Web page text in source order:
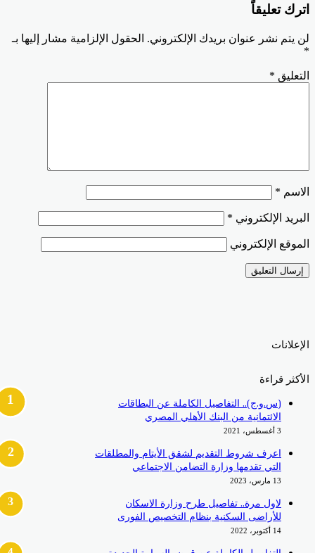
اترك تعليقاً
لن يتم نشر عنوان بريدك الإلكتروني. الحقول الإلزامية مشار إليها بـ
التعليق*
الاسم*
البريد الإلكتروني *
الموقع الإلكتروني
الإعلانات
الأكثر قراءة
(س.و.ج).. التفاصيل الكاملة عن البطاقات
الائتمانية من البنك الأهلي المصري
اعرف شروط التقديم لشقق الأيتام والمطلقات
التي تقدمها وزارة التضامن الاجتماعي
13 مارس، 2023
لاول مرة.. تفاصيل طرح وزارة الاسكان
للأراضى السكنية بنظام التخصيص الفورى
14 أكتوبر، 2022